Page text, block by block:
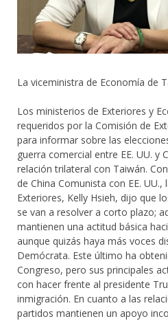
La viceministra de Economía de
Los ministerios de Exteriores y
requeridos por la Comisión de
para informar sobre las
guerra comercial entre EE. UU. y
relación trilateral con Taiwán.
de China Comunista con EE. UU.,
Exteriores, Kelly Hsieh, dijo que
se van a resolver a corto plazo;
mantienen una actitud básica
aunque quizás haya más voces
Demócrata. Este último ha
Congreso, pero sus principales
con hacer frente al presidente
inmigración. En cuanto a las
partidos mantienen un apoyo